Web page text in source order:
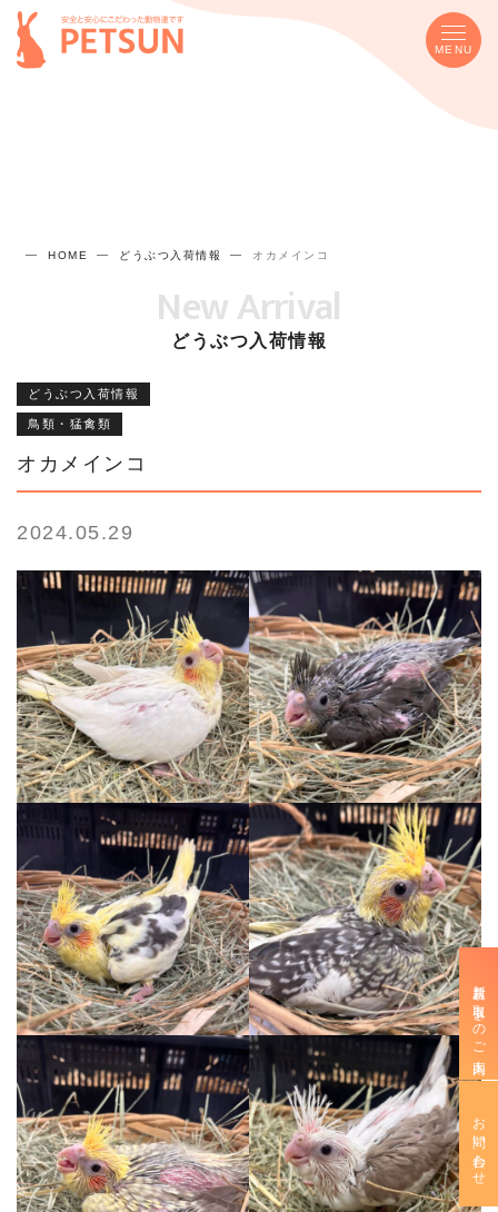
MENU
HOME どうぶつ入荷情報 オカメインコ
New Arrival
どうぶつ入荷情報
どうぶつ入荷情報
鳥類・猛禽類
オカメインコ
2024.05.29
新規お取引きのご案内
お問い合わせ